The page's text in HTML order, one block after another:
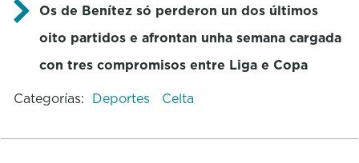
Os de Benítez só perderon un dos últimos
oito partidos e afrontan unha semana cargada
con tres compromisos entre Liga e Copa
Categorías: Deportes Celta